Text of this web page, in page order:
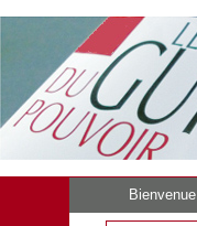
Bienvenue